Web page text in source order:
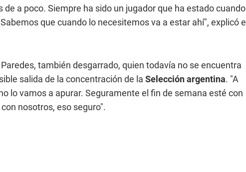
a poco. Siempre ha sido un jugador que ha estado cuando
que cuando lo necesitemos va a estar ahí", explicó el
también desgarrado, quien todavía no se encuentra
salida de la concentración de la Selección argentina. "A
lo vamos a apurar. Seguramente el fin de semana esté con
nosotros, eso seguro".